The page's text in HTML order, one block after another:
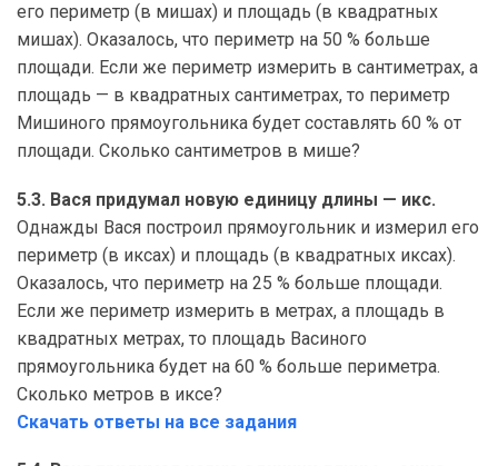
его периметр (в мишах) и площадь (в квадратных
мишах). Оказалось, что периметр на 50 % больше
площади. Если же периметр измерить в сантиметрах, а
площадь — в квадратных сантиметрах, то периметр
Мишиного прямоугольника будет составлять 60 % от
площади. Сколько сантиметров в мише?
5.3. Вася придумал новую единицу длины — икс.
Однажды Вася построил прямоугольник и измерил его
периметр (в иксах) и площадь (в квадратных иксах).
Оказалось, что периметр на 25 % больше площади.
Если же периметр измерить в метрах, а площадь в
квадратных метрах, то площадь Васиного
прямоугольника будет на 60 % больше периметра.
Сколько метров в иксе?
Скачать ответы на все задания